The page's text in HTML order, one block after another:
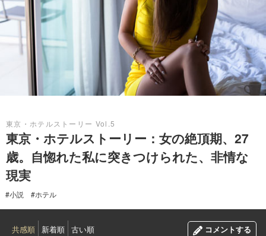
東京・ホテルストーリー Vol.5
東京・ホテルストーリー：女の絶頂期、27
歳。自惚れた私に突きつけられた、非情な
現実
#小説 #ホテル
共感順 新着順 古い順 コメントする